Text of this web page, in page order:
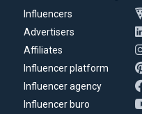
Influencers
Advertisers
Affiliates
Influencer platform
Influencer agency
Influencer buro